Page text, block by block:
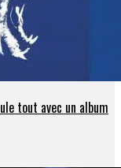
tout avec un album